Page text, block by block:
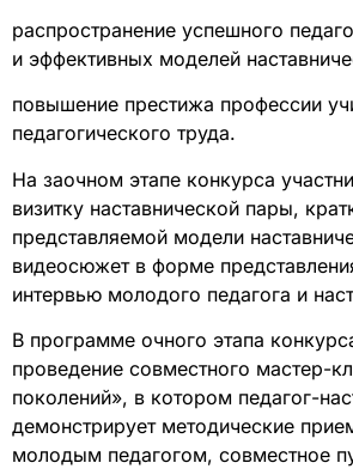
распространение успешного
и эффективных моделей
повышение престижа профессии
педагогического труда.
На заочном этапе конкурса
визитку наставнической пары,
представляемой модели
видеосюжет в форме
интервью молодого педагога и
В программе очного этапа
проведение совместного мастер-
поколений», в котором педагог-
демонстрирует методические
молодым педагогом, совместное